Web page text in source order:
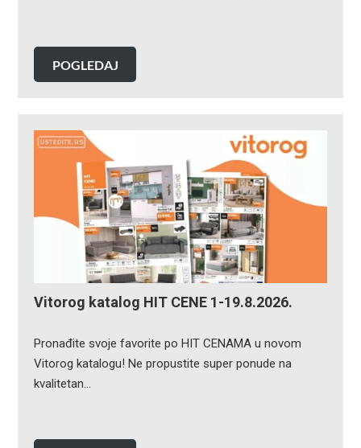
POGLEDAJ
Vitorog katalog HIT CENE 1-19.8.2026.
Pronađite svoje favorite po HIT CENAMA u novom
Vitorog katalogu! Ne propustite super ponude na
kvalitetan…